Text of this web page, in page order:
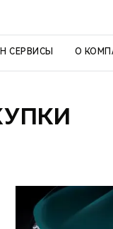
СЕРВИСЫ О